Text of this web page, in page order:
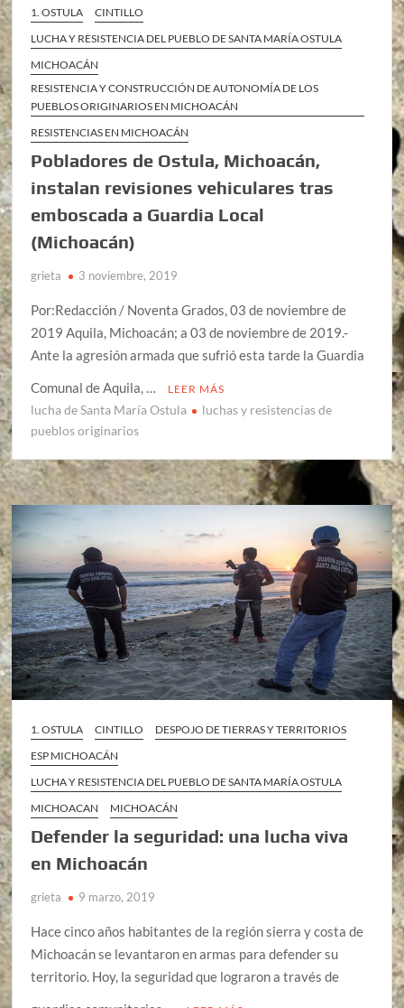
1. OSTULA
CINTILLO
LUCHA Y RESISTENCIA DEL PUEBLO DE SANTA MARÍA OSTULA
MICHOACÁN
RESISTENCIA Y CONSTRUCCIÓN DE AUTONOMÍA DE LOS
PUEBLOS ORIGINARIOS EN MICHOACÁN
RESISTENCIAS EN MICHOACÁN
Pobladores de Ostula, Michoacán,
instalan revisiones vehiculares tras
emboscada a Guardia Local
(Michoacán)
grieta 3 noviembre, 2019
Por:Redacción / Noventa Grados, 03 de noviembre de
2019 Aquila, Michoacán; a 03 de noviembre de 2019.-
Ante la agresión armada que sufrió esta tarde la Guardia
Comunal de Aquila, …
LEER MÁS
lucha de Santa María Ostula
luchas y resistencias de
pueblos originarios
1. OSTULA CINTILLO
DESPOJO DE TIERRAS Y TERRITORIOS
ESP MICHOACÁN
LUCHA Y RESISTENCIA DEL PUEBLO DE SANTA MARÍA OSTULA
MICHOACAN
MICHOACÁN
Defender la seguridad: una lucha viva
en Michoacán
grieta 9 marzo, 2019
Hace cinco años habitantes de la región sierra y costa de
Michoacán se levantaron en armas para defender su
territorio. Hoy, la seguridad que lograron a través de